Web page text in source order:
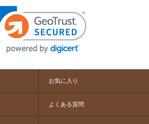
お気に入り
よくある質問